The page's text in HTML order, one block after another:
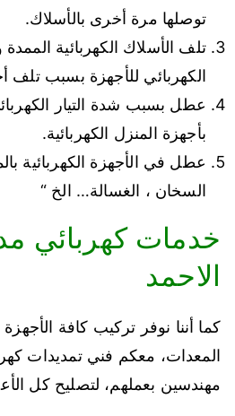
توصلها مرة أخرى بالأسلاك.
تلف الأسلاك الكهربائية الممدة
الكهربائي للأجهزة بسبب تلف
عطل بسبب شدة التيار
بأجهزة المنزل الكهربائية.
عطل في الأجهزة الكهربائية
السخان ، الغسالة… الخ “
خدمات كهربائي
الاحمد
كما أننا نوفر تركيب كافة الأجهزة
المعدات، معكم فني تمديدات
مهندسين بعملهم، لتصليح كل